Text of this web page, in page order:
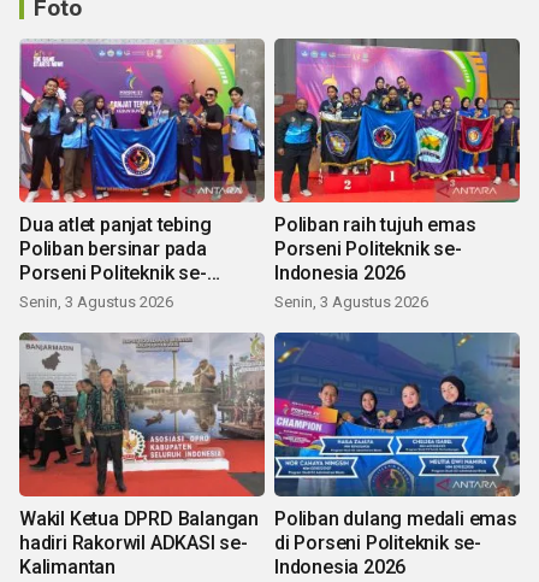
Foto
Dua atlet panjat tebing
Poliban bersinar pada
Porseni Politeknik se-
Indonesia 2026
Senin, 3 Agustus 2026
Poliban raih tujuh emas
Porseni Politeknik se-
Indonesia 2026
Senin, 3 Agustus 2026
Wakil Ketua DPRD Balangan
hadiri Rakorwil ADKASI se-
Kalimantan
Poliban dulang medali emas
di Porseni Politeknik se-
Indonesia 2026